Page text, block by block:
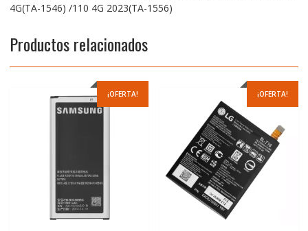
4G(TA-1546) /110 4G 2023(TA-1556)
Productos relacionados
¡OFERTA! ¡OFERTA!